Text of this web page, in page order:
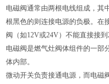
电磁阀通常由两根电线组成，其
根黑色的则连接电源的负极。在
阀（如12V或24V）不能直接接
电磁阀是燃气灶阀体组件的一部
体内部。
微动开关负责接通电源，而电磁